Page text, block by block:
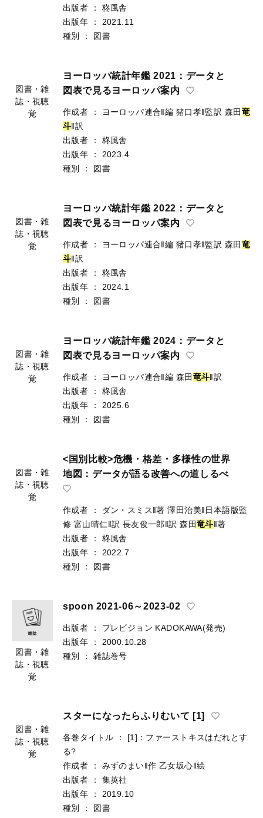
出版者
：
柊風舎
出版年
：
2021.11
種別
： 図書
ヨーロッパ統計年鑑 2021：データと
図表で見るヨーロッパ案内
作成者 ： ヨーロッパ連合‖編 猪口孝‖監訳 森田 竜
斗‖訳
出版者
：
柊風舎
出版年
：
2023.4
種別
： 図書
ヨーロッパ統計年鑑 2022：データと
図表で見るヨーロッパ案内
作成者 ： ヨーロッパ連合‖編 猪口孝‖監訳 森田 竜
斗‖訳
出版者
：
柊風舎
出版年
：
2024.1
種別
： 図書
ヨーロッパ統計年鑑 2024：データと
図表で見るヨーロッパ案内
作成者 ： ヨーロッパ連合‖編 森田 竜斗‖訳
出版者
：
柊風舎
出版年
：
2025.6
種別
： 図書
図書・雑
誌・視聴
覚
<国別比較>危機・格差・多様性の世界
地図：データが語る改善への道しるべ
作成者 ： ダン・スミス‖著 澤田治美‖日本語版監
修 富山晴仁‖訳 長友俊一郎‖訳 森田竜斗‖著
出版者
：
柊風舎
出版年
：
2022.7
種別
： 図書
図書・雑
誌・視聴
覚
spoon 2021-06～2023-02
出版者 ： プレビジョン KADOKAWA(発売)
出版年
：
2000.10.28
種別
： 雑誌巻号
スターになったらふりむいて [1]
各巻タイトル ：
[1]：ファーストキスはだれとす
る?
作成者
： みずのまい‖作 乙女坂心‖絵
出版者
：
集英社
出版年
：
2019.10
種別
： 図書